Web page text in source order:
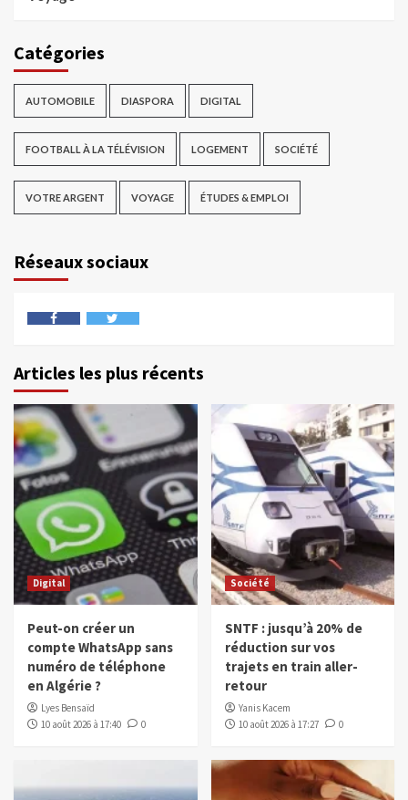
Catégories
AUTOMOBILE DIASPORA DIGITAL
FOOTBALL À LA TÉLÉVISION LOGEMENT SOCIÉTÉ
VOTRE ARGENT VOYAGE ÉTUDES & EMPLOI
Réseaux sociaux
Articles les plus récents
Digital
Peut-on créer un
compte WhatsApp sans
numéro de téléphone
en Algérie ?
Lyes Bensaïd
10 août 2026 à 17:40
0
Société
SNTF : jusqu’à 20% de
réduction sur vos
trajets en train aller-
retour
Yanis Kacem
10 août 2026 à 17:27
0